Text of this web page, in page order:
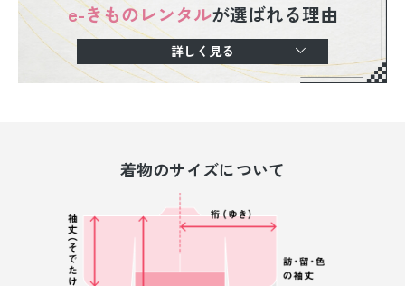
e-きものレンタルが選ばれる理由
詳しく見る
着物のサイズについて